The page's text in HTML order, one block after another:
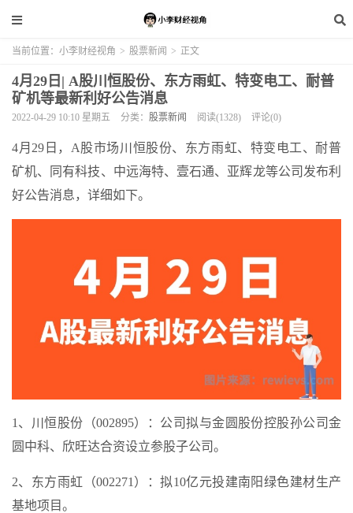
当前位置： 小李财经视角 > 股票新闻 > 正文
4月29日| A股川恒股份、东方雨虹、特变电工、耐普
矿机等最新利好公告消息
2022-04-29 10:10 星期五 分类： 股票新闻 阅读(1328) 评论(0)
4月29日，A股市场川恒股份、东方雨虹、特变电工、耐普
矿机、同有科技、中远海特、壹石通、亚辉龙等公司发布利
好公告消息，详细如下。
1、川恒股份（002895）：公司拟与金圆股份控股孙公司金
圆中科、欣旺达合资设立参股子公司。
2、东方雨虹（002271）：拟10亿元投建南阳绿色建材生产
基地项目。